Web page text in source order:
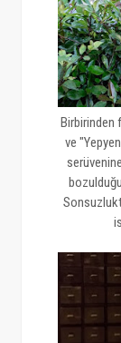
Birbirinden
ve